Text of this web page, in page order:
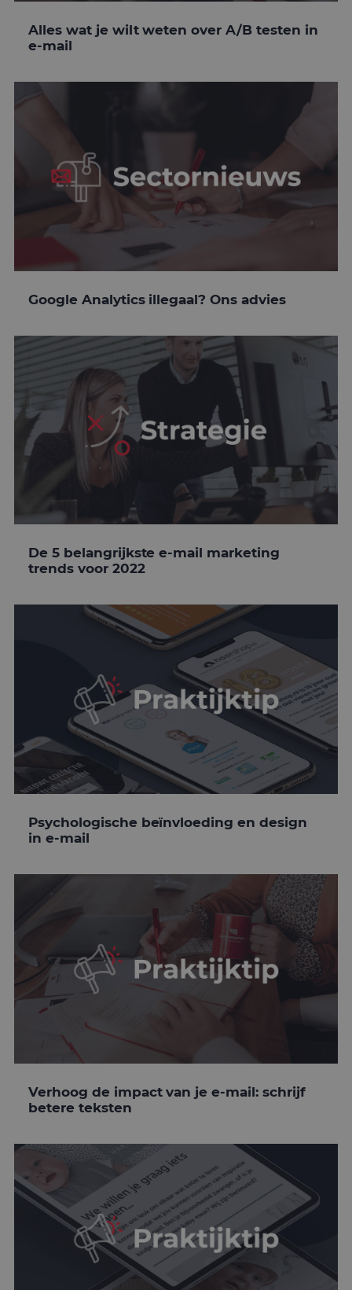
Alles wat je wilt weten over A/B testen in
e-mail
Google Analytics illegaal? Ons advies
De 5 belangrijkste e-mail marketing
trends voor 2022
Psychologische beïnvloeding en design
in e-mail
Verhoog de impact van je e-mail: schrijf
betere teksten